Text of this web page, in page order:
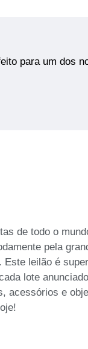
para um dos
de todo o
pela
Este leilão é
lote
acessórios e